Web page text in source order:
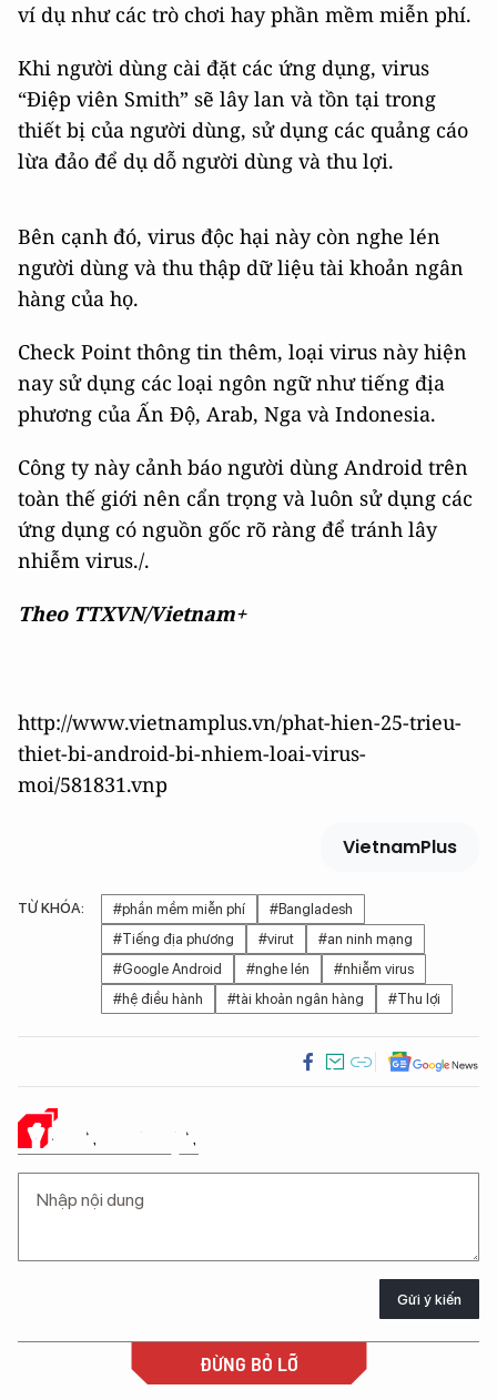
ví dụ như các trò chơi hay phần mềm miễn phí.
Khi người dùng cài đặt các ứng dụng, virus
“Điệp viên Smith” sẽ lây lan và tồn tại trong
thiết bị của người dùng, sử dụng các quảng cáo
lừa đảo để dụ dỗ người dùng và thu lợi.
Bên cạnh đó, virus độc hại này còn nghe lén
người dùng và thu thập dữ liệu tài khoản ngân
hàng của họ.
Check Point thông tin thêm, loại virus này hiện
nay sử dụng các loại ngôn ngữ như tiếng địa
phương của Ấn Độ, Arab, Nga và Indonesia.
Công ty này cảnh báo người dùng Android trên
toàn thế giới nên cẩn trọng và luôn sử dụng các
ứng dụng có nguồn gốc rõ ràng để tránh lây
nhiễm virus./.
Theo TTXVN/Vietnam+
http://www.vietnamplus.vn/phat-hien-25-trieu-
thiet-bi-android-bi-nhiem-loai-virus-
moi/581831.vnp
VietnamPlus
TỪ KHÓA: #phần mềm miễn phí
#Bangladesh
#Tiếng địa phương
#virut
#an ninh mạng
#Google Android
#nghe lén
#nhiễm virus
#hệ điều hành
#tài khoản ngân hàng #Thu lợi
Ý KIẾN CỦA BẠN
Gửi ý kiến
ĐỪNG BỎ LỠ